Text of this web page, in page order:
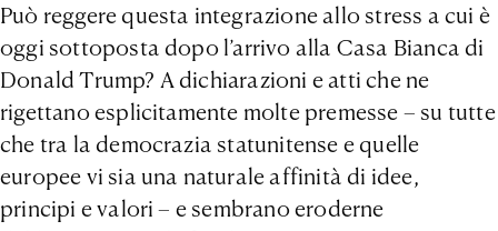
Può reggere questa integrazione allo stress a cui è
oggi sottoposta dopo l’arrivo alla Casa Bianca di
Donald Trump? A dichiarazioni e atti che ne
rigettano esplicitamente molte premesse – su tutte
che tra la democrazia statunitense e quelle
europee vi sia una naturale affinità di idee,
principi e valori – e sembrano eroderne